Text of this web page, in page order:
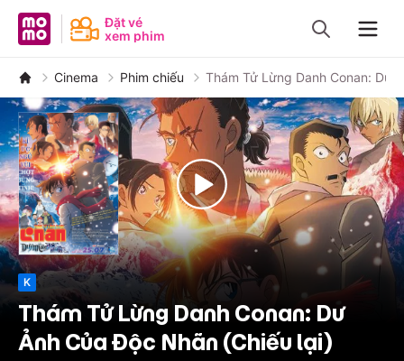
MoMo - Ứng dụng tài chính
Đặt vé
xem phim
Cinema Phim chiếu Thám Tử Lừng Danh Conan: Dư
K
Thám Tử Lừng Danh Conan: Dư
Ảnh Của Độc Nhãn (Chiếu lại)